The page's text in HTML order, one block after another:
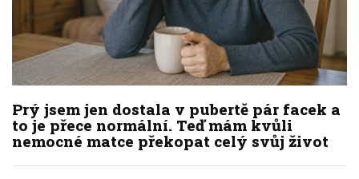
Prý jsem jen dostala v pubertě pár facek a
to je přece normální. Teď mám kvůli
nemocné matce překopat celý svůj život